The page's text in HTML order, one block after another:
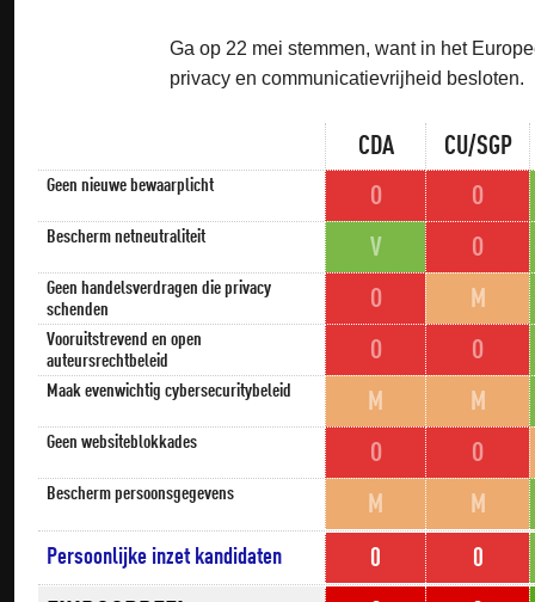
Ga op 22 mei stemmen, want in het
privacy en communicatievrijheid besloten.
CDA CU/SGP
Geen nieuwe bewaarplicht O O
Bescherm netneutraliteit V O
Geen handelsverdragen die privacy
schenden
O M
Vooruitstrevend en open
auteursrechtbeleid
O O
Maak evenwichtig cybersecuritybeleid M M
Geen websiteblokkades O O
Bescherm persoonsgegevens M M
Persoonlijke inzet kandidaten 0 0